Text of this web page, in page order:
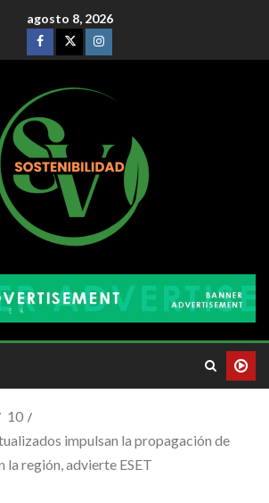
agosto 8, 2026
10
impulsan la propagación de
la región, advierte ESET